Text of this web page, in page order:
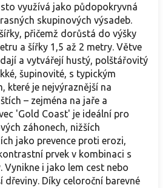
využívá jako půdopokryvná
skupinových výsadeb.
přičemž dorůstá do výšky
a šířky 1,5 až 2 metry. Větve
a vytvářejí hustý, polštářovitý
šupinovité, s typickým
které je nejvýraznější na
– zejména na jaře a
'Gold Coast' je ideální pro
záhonech, nižších
jako prevence proti erozi,
prvek v kombinaci s
Vynikne i jako lem cest nebo
dřeviny. Díky celoroční barevné